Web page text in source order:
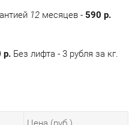
Без лифта - 3 рубля за кг.
6 790.00 р.